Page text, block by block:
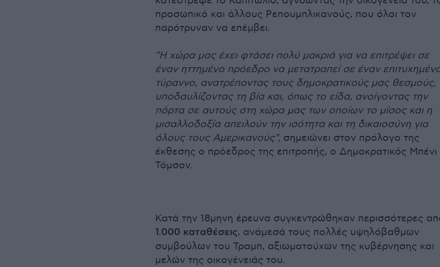
προσωπικό και άλλους Ρεπουμπλικανούς, που όλοι τον
παρότρυναν να επέμβει.
"Η χώρα μας έχει φτάσει πολύ μακριά για να επιτρέψει σε
έναν ηττημένο πρόεδρο να μετατραπεί σε έναν
τύραννο, ανατρέποντας τους δημοκρατικούς μας θεσμούς,
υποδαυλίζοντας τη βία και, όπως το είδα, ανοίγοντας την
πόρτα σε αυτούς στη χώρα μας των οποίων το μίσος και η
μισαλλοδοξία απειλούν την ισότητα και τη δικαιοσύνη για
όλους τους Αμερικανούς", σημειώνει στον πρόλογο της
έκθεσης ο πρόεδρος της επιτροπής, ο Δημοκρατικός Μπένι
Τόμσον.
Κατά την 18μηνη έρευνα συγκεντρώθηκαν περισσότερες
1.000 καταθέσεις, ανάμεσά τους πολλές υψηλόβαθμων
συμβούλων του Τραμπ, αξιωματούχων της κυβέρνησης και
μελών της οικογένειάς του.